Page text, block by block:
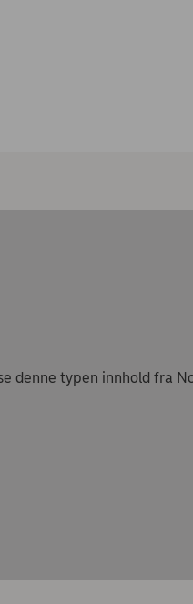
denne typen innhold fra